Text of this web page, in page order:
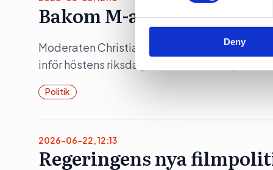
Deny
Bakom M-avhoppet i
Moderaten Christian Holm lämnar sina
inför höstens riksdagsval. Flera källor pekar
Politik
2026-06-22, 12:13
Regeringens nya